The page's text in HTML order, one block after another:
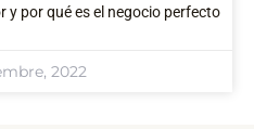
y por qué es el negocio perfecto
2022